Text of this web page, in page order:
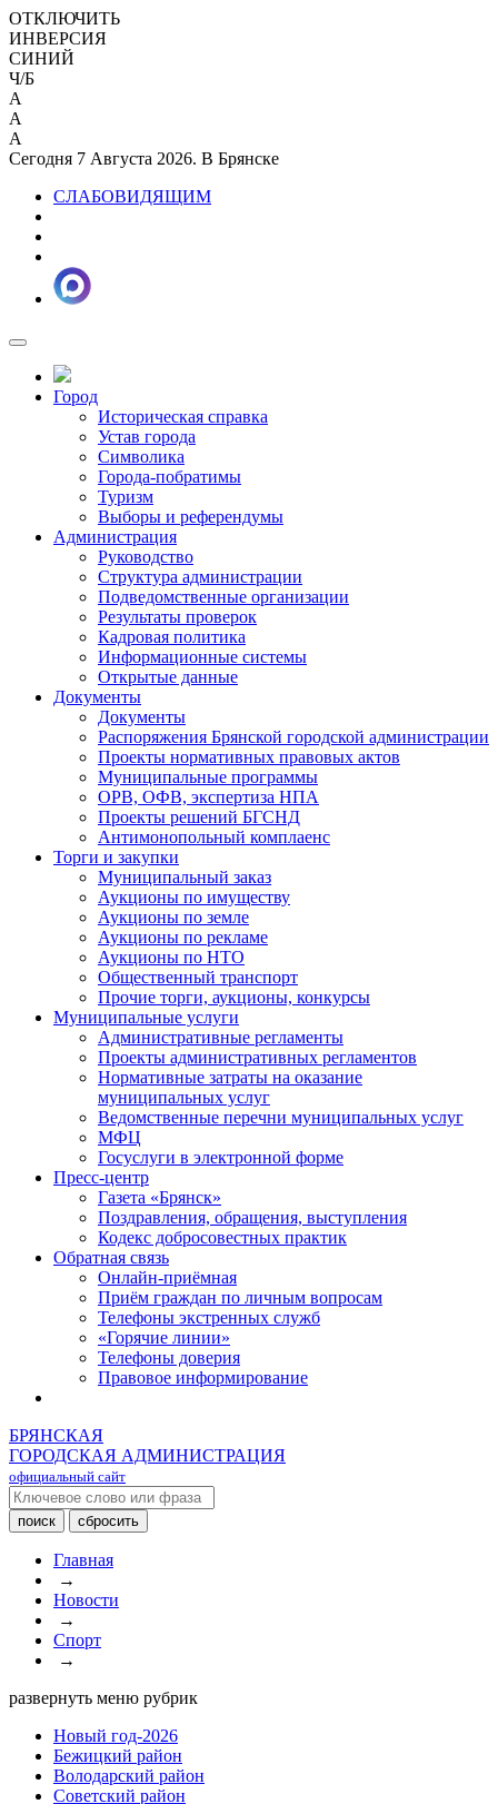
ОТКЛЮЧИТЬ
ИНВЕРСИЯ
СИНИЙ
Ч/Б
A
A
A
Сегодня 7 Августа 2026. В Брянске
СЛАБОВИДЯЩИМ
Город
Историческая справка
Устав города
Символика
Города-побратимы
Туризм
Выборы и референдумы
Администрация
Руководство
Структура администрации
Подведомственные организации
Результаты проверок
Кадровая политика
Информационные системы
Открытые данные
Документы
Документы
Распоряжения Брянской городской администрации
Проекты нормативных правовых актов
Муниципальные программы
ОРВ, ОФВ, экспертиза НПА
Проекты решений БГСНД
Антимонопольный комплаенс
Торги и закупки
Муниципальный заказ
Аукционы по имуществу
Аукционы по земле
Аукционы по рекламе
Аукционы по НТО
Общественный транспорт
Прочие торги, аукционы, конкурсы
Муниципальные услуги
Административные регламенты
Проекты административных регламентов
Нормативные затраты на оказание
муниципальных услуг
Ведомственные перечни муниципальных услуг
МФЦ
Госуслуги в электронной форме
Пресс-центр
Газета «Брянск»
Поздравления, обращения, выступления
Кодекс добросовестных практик
Обратная связь
Онлайн-приёмная
Приём граждан по личным вопросам
Телефоны экстренных служб
«Горячие линии»
Телефоны доверия
Правовое информирование
БРЯНСКАЯ
ГОРОДСКАЯ АДМИНИСТРАЦИЯ
официальный сайт
Главная
→
Новости
→
Спорт
→
развернуть меню рубрик
Новый год-2026
Бежицкий район
Володарский район
Советский район